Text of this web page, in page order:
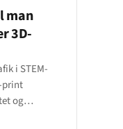
man
3D-
i STEM-
print
og